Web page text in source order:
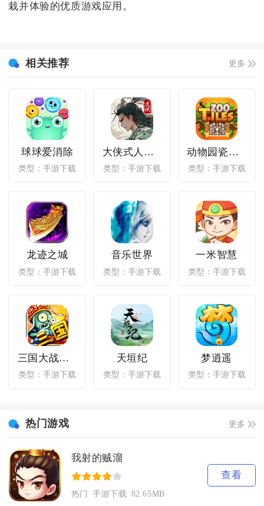
栽并体验的优质游戏应用。
相关推荐 更多
球球爱消除
类型：手游下载
大侠式人生重制版
类型：手游下载
动物园瓷砖动物公园规划师
类型：手游下载
龙迹之城
类型：手游下载
音乐世界
类型：手游下载
一米智慧
类型：手游下载
三国大战僵尸2016
类型：手游下载
天垣纪
类型：手游下载
梦逍遥
类型：手游下载
热门游戏 更多
我射的贼溜
热门 手游下载 82.65MB
查看